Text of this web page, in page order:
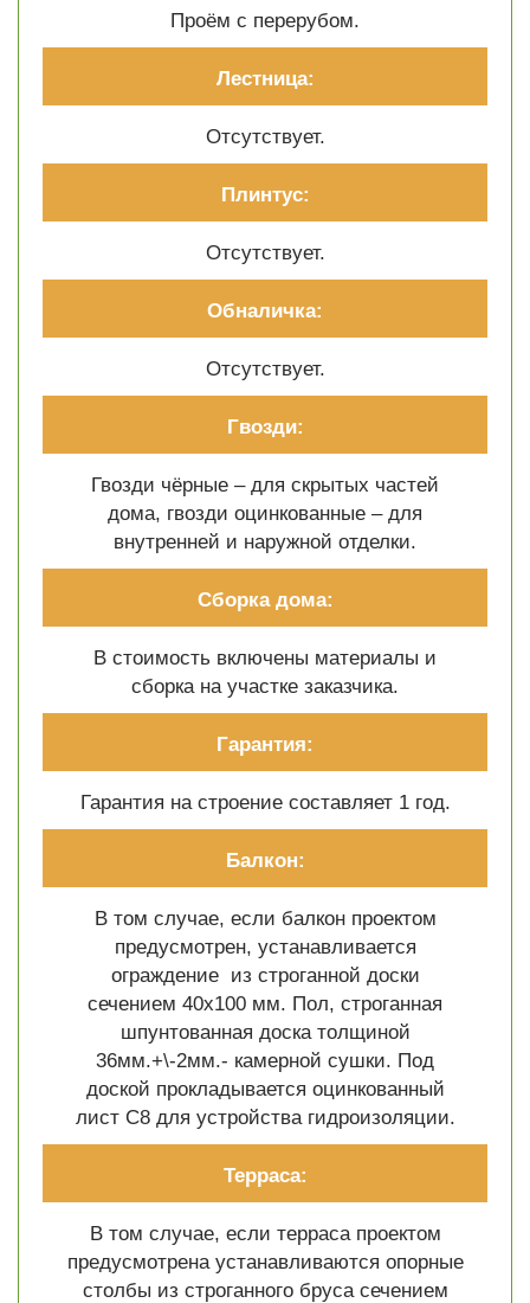
Проём с перерубом.
Лестница:
Отсутствует.
Плинтус:
Отсутствует.
Обналичка:
Отсутствует.
Гвозди:
Гвозди чёрные – для скрытых частей
дома, гвозди оцинкованные – для
внутренней и наружной отделки.
Сборка дома:
В стоимость включены материалы и
сборка на участке заказчика.
Гарантия:
Гарантия на строение составляет 1 год.
Балкон:
В том случае, если балкон проектом
предусмотрен, устанавливается
ограждение из строганной доски
сечением 40х100 мм. Пол, строганная
шпунтованная доска толщиной
36мм.+\-2мм.- камерной сушки. Под
доской прокладывается оцинкованный
лист C8 для устройства гидроизоляции.
Терраса:
В том случае, если терраса проектом
предусмотрена устанавливаются опорные
столбы из строганного бруса сечением